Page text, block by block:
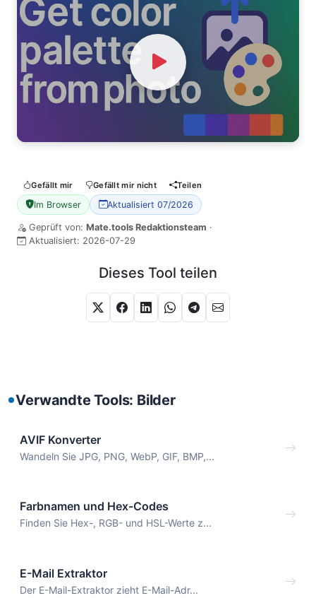
Watch Video
Gefällt mir Gefällt mir nicht Teilen
Im Browser Aktualisiert 07/2026
Geprüft von: Mate.tools Redaktionsteam ·
Aktualisiert: 2026-07-29
Dieses Tool teilen
Verwandte Tools: Bilder
AVIF Konverter
Wandeln Sie JPG, PNG, WebP, GIF, BMP,...
Farbnamen und Hex-Codes
Finden Sie Hex-, RGB- und HSL-Werte z...
E-Mail Extraktor
Der E-Mail-Extraktor zieht E-Mail-Adr...